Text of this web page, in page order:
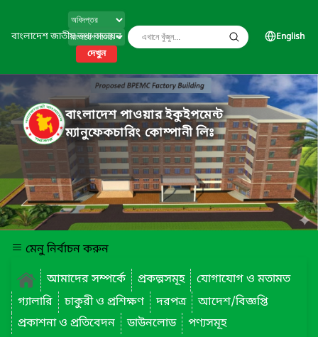
বাংলাদেশ জাতীয় তথ্য বাতায়ন
দেখুন
English
বাংলাদেশ পাওয়ার ইকুইপমেন্ট
ম্যানুফেকচারিং কোম্পানী লিঃ
মেনু নির্বাচন করুন
আমাদের সম্পর্কে
প্রকল্পসমূহ
যোগাযোগ ও মতামত
গ্যালারি
চাকুরী ও প্রশিক্ষণ দরপত্র
আদেশ/বিজ্ঞপ্তি
প্রকাশনা ও প্রতিবেদন
ডাউনলোড পণ্যসমূহ